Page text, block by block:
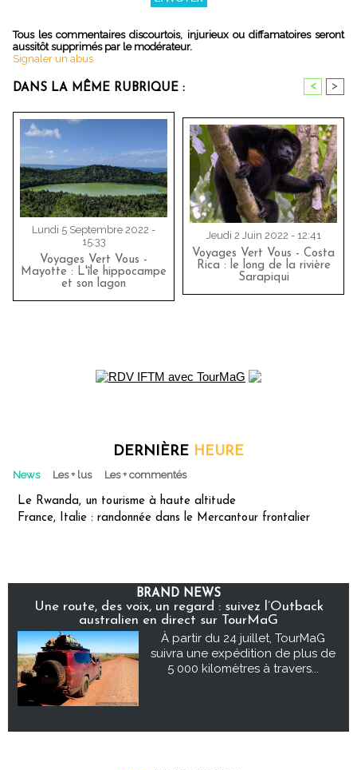
Tous les commentaires discourtois, injurieux ou diffamatoires seront
aussitôt supprimés par le modérateur.
Signaler un abus
DANS LA MÊME RUBRIQUE : < >
Lundi 5 Septembre 2022 -
15:33
Voyages Vert Vous -
Mayotte : L'île hippocampe
et son lagon
Jeudi 2 Juin 2022 - 12:41
Voyages Vert Vous - Costa
Rica : le long de la rivière
Sarapiqui
DERNIÈRE HEURE
News Les + lus Les + commentés
Le Rwanda, un tourisme à haute altitude
France, Italie : randonnée dans le Mercantour frontalier
BRAND NEWS
Une route, des voix, un regard : suivez l’Outback
australien en direct sur TourMaG
À partir du 24 juillet, TourMaG
suivra une expédition de plus de
5 000 kilomètres à travers...